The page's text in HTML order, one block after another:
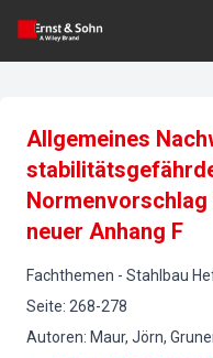
Allgemeines
Normenvorschlag
neuer Anhang F
Fachthemen - Stahlbau
Seite: 268-278
Autoren: Maur, Jörn,